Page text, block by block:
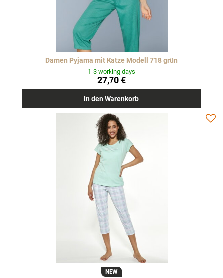
Damen Pyjama mit Katze Modell 718 grün
1-3 working days
27,70 €
In den Warenkorb
NEW